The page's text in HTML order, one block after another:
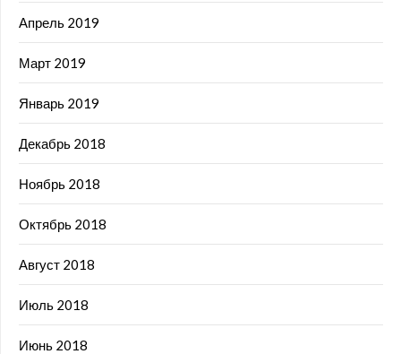
Апрель 2019
Март 2019
Январь 2019
Декабрь 2018
Ноябрь 2018
Октябрь 2018
Август 2018
Июль 2018
Июнь 2018